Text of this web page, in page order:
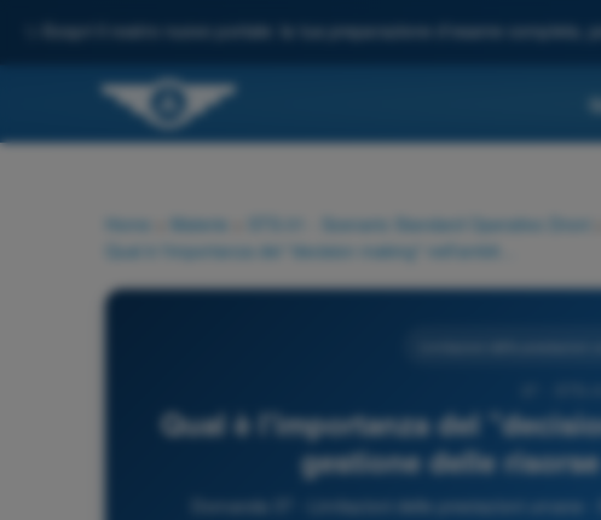
Scopri il nostro nuovo portale: la tua preparazione d'esame completa,
Home Materie STS-01 - Scenario Standard Operativo Droni
Qual è l'importanza del
gestione delle
Domanda 37 - Limitazioni delle prestazioni umane